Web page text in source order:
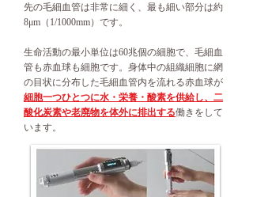
先の毛細血管は非常に細く、最も細い部分は約
8μm（1/1000mm）です。
生命活動の最小単位は60兆個の細胞で、毛細血
管も赤血球も細胞です。身体中の組織細胞に網
の目状に分布した毛細血管内を流れる赤血球が
細胞一つひとつに水・栄養・酸素を供給し、二
酸化炭素や老廃物を体外に排出する働きをして
います。